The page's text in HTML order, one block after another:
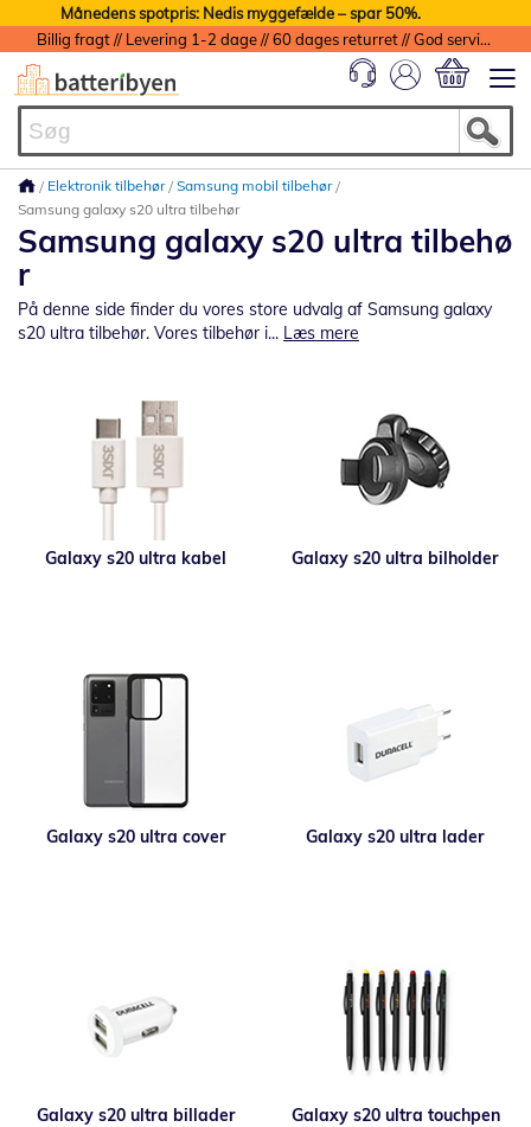
Månedens spotpris: Nedis myggefælde – spar 50%.
Billig fragt // Levering 1-2 dage // 60 dages returret // God service med garanti
Elektronik tilbehør Samsung mobil tilbehør
Samsung galaxy s20 ultra tilbehør
Samsung galaxy s20 ultra tilbehø
r
På denne side finder du vores store udvalg af Samsung galaxy
s20 ultra tilbehør. Vores tilbehør i... Læs mere
Galaxy s20 ultra kabel Galaxy s20 ultra bilholder
Galaxy s20 ultra cover Galaxy s20 ultra lader
Galaxy s20 ultra billader Galaxy s20 ultra touchpen